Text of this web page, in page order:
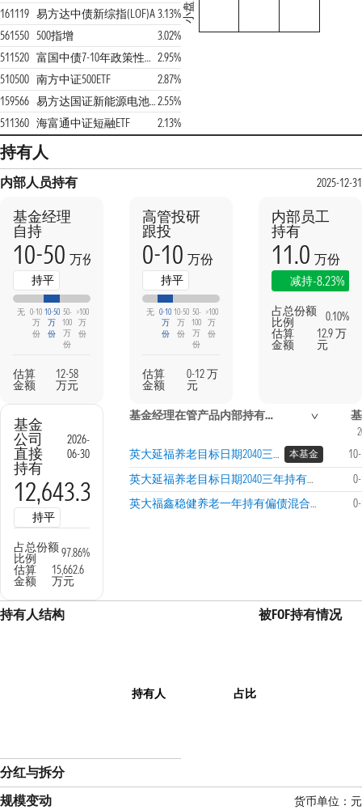
161119 易方达中债新综指(LOF)A3.13%
561550 500指增
3.02%
511520
富国中债7-10年政策性金融债ETF 2.95%
510500 南方中证500ETF
2.87%
159566
易方达国证新能源电池ETF2.55%
511360 海富通中证短融ETF 2.13%
小盘
持有人
内部人员持有 2025-12-31
基金经理
自持
10-50 万份
持平
无 0-10
万
份
10-50
万
份
50-
100
万
份
>100
万
份
估算
金额
12-58
万元
高管投研
跟投
0-10 万份
持平
无 0-10
万
份
10-50
万
份
50-
100
万
份
>100
万
份
估算
金额
0-12 万
元
内部员工
持有
11.0 万份
减持-8.23%
占总份额
比例
0.10%
估算
金额
12.9 万
元
基金
公司
直接
持有
2026-
06-30
12,643.3
持平
占总份额
比例
97.86%
估算
金额
15,662.6
万元
基金经理在管产品内部持有信息
英大延福养老目标日期2040三年持有期混合（FOF）A 本基金
英大延福养老目标日期2040三年持有期混合（FOF）Y
英大福鑫稳健养老一年持有偏债混合发起（FOF）
持有人结构
持有人 占比
被FOF持有情况
分红与拆分
规模变动
货币单位：元